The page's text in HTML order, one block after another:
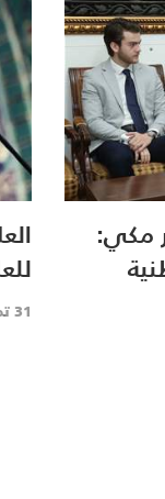
مكي:
31 تموز 26 - 16:25